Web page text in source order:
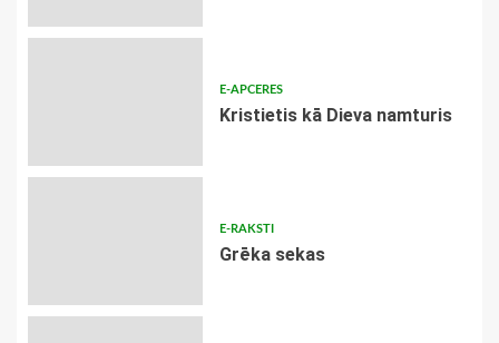
E-APCERES
Kristietis kā Dieva namturis
E-RAKSTI
Grēka sekas